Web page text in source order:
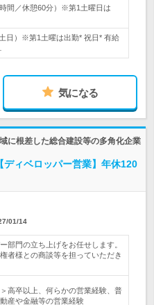
間／休憩60分）※第1土曜日は
日）※第1土曜は出勤* 祝日* 有給
気になる
に根差した総合建設等の多角化企業
ィベロッパー営業】年休120
01/14
部門の立ち上げをお任せします。
者様との商談等を担っていただき
高卒以上、何らかの営業経験、普
産や金融等の営業経験